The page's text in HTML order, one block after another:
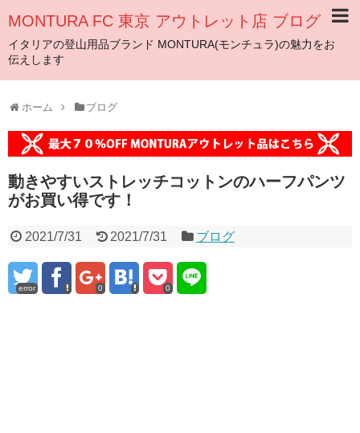
MONTURA FC 東京 アウトレット店 ブログ
イタリアの登山用品ブランド MONTURA(モンチュラ)の魅力をお
伝えします
ホーム ブログ
動きやすいストレッチコットンのハーフパンツ
がお買い得です！
2021/7/31 2021/7/31 ブログ
error 0 0